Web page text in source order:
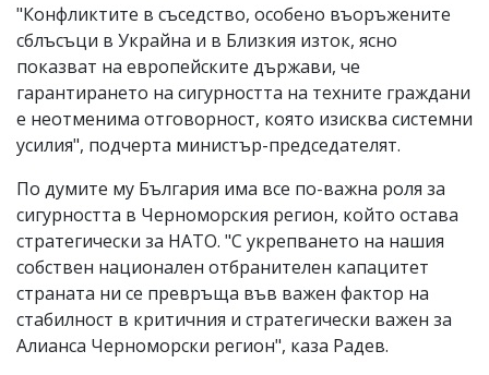
"Конфликтите в съседство, особено въоръжените
сблъсъци в Украйна и в Близкия изток, ясно
показват на европейските държави, че
гарантирането на сигурността на техните граждани
е неотменима отговорност, която изисква системни
усилия", подчерта министър-председателят.
По думите му България има все по-важна роля за
сигурността в Черноморския регион, който остава
стратегически за НАТО. "С укрепването на нашия
собствен национален отбранителен капацитет
страната ни се превръща във важен фактор на
стабилност в критичния и стратегически важен за
Алианса Черноморски регион", каза Радев.